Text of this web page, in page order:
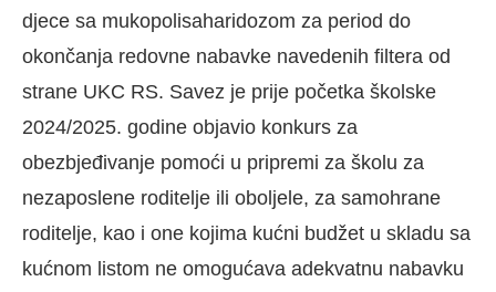
djece sa mukopolisaharidozom za period do
okončanja redovne nabavke navedenih filtera od
strane UKC RS. Savez je prije početka školske
2024/2025. godine objavio konkurs za
obezbjeđivanje pomoći u pripremi za školu za
nezaposlene roditelje ili oboljele, za samohrane
roditelje, kao i one kojima kućni budžet u skladu sa
kućnom listom ne omogućava adekvatnu nabavku